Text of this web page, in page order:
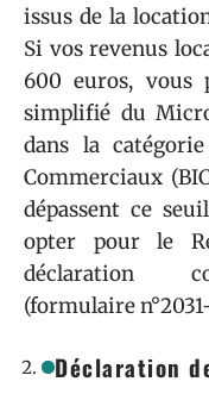
issus de la
Si vos revenus
600 euros, vous
simplifié du
dans la
Commerciaux
dépassent ce
opter pour le
déclaration
(formulaire
Déclaration